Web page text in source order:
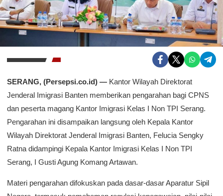
SERANG, (Persepsi.co.id) — Kantor Wilayah Direktorat
Jenderal Imigrasi Banten memberikan pengarahan bagi CPNS
dan peserta magang Kantor Imigrasi Kelas I Non TPI Serang.
Pengarahan ini disampaikan langsung oleh Kepala Kantor
Wilayah Direktorat Jenderal Imigrasi Banten, Felucia Sengky
Ratna didampingi Kepala Kantor Imigrasi Kelas I Non TPI
Serang, I Gusti Agung Komang Artawan.
Materi pengarahan difokuskan pada dasar-dasar Aparatur Sipil